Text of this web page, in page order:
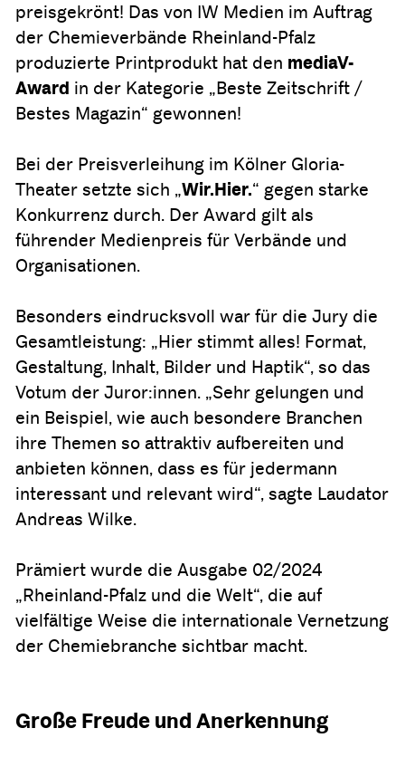
preisgekrönt! Das von IW Medien im Auftrag
der Chemieverbände Rheinland-Pfalz
produzierte Printprodukt hat den mediaV-
Award in der Kategorie „Beste Zeitschrift /
Bestes Magazin“ gewonnen!
Bei der Preisverleihung im Kölner Gloria-
Theater setzte sich „Wir.Hier.“ gegen starke
Konkurrenz durch. Der Award gilt als
führender Medienpreis für Verbände und
Organisationen.
Besonders eindrucksvoll war für die Jury die
Gesamtleistung: „Hier stimmt alles! Format,
Gestaltung, Inhalt, Bilder und Haptik“, so das
Votum der Juror:innen. „Sehr gelungen und
ein Beispiel, wie auch besondere Branchen
ihre Themen so attraktiv aufbereiten und
anbieten können, dass es für jedermann
interessant und relevant wird“, sagte Laudator
Andreas Wilke.
Prämiert wurde die Ausgabe 02/2024
„Rheinland-Pfalz und die Welt“, die auf
vielfältige Weise die internationale Vernetzung
der Chemiebranche sichtbar macht.
Große Freude und Anerkennung